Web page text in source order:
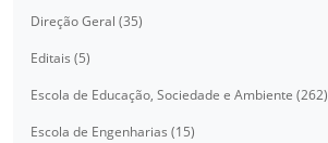
Direção Geral (35)
Editais (5)
Escola de Educação, Sociedade e Ambiente (262)
Escola de Engenharias (15)